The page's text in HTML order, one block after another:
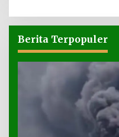
Berita Terpopuler